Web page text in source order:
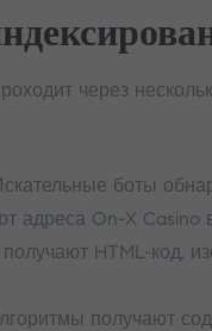
через
боты
адреса On-X Casino
HTML-код,
получают